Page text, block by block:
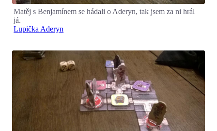
Matěj s Benjamínem se hádali o Aderyn, tak jsem za ni hrál
já.
Lupička Aderyn